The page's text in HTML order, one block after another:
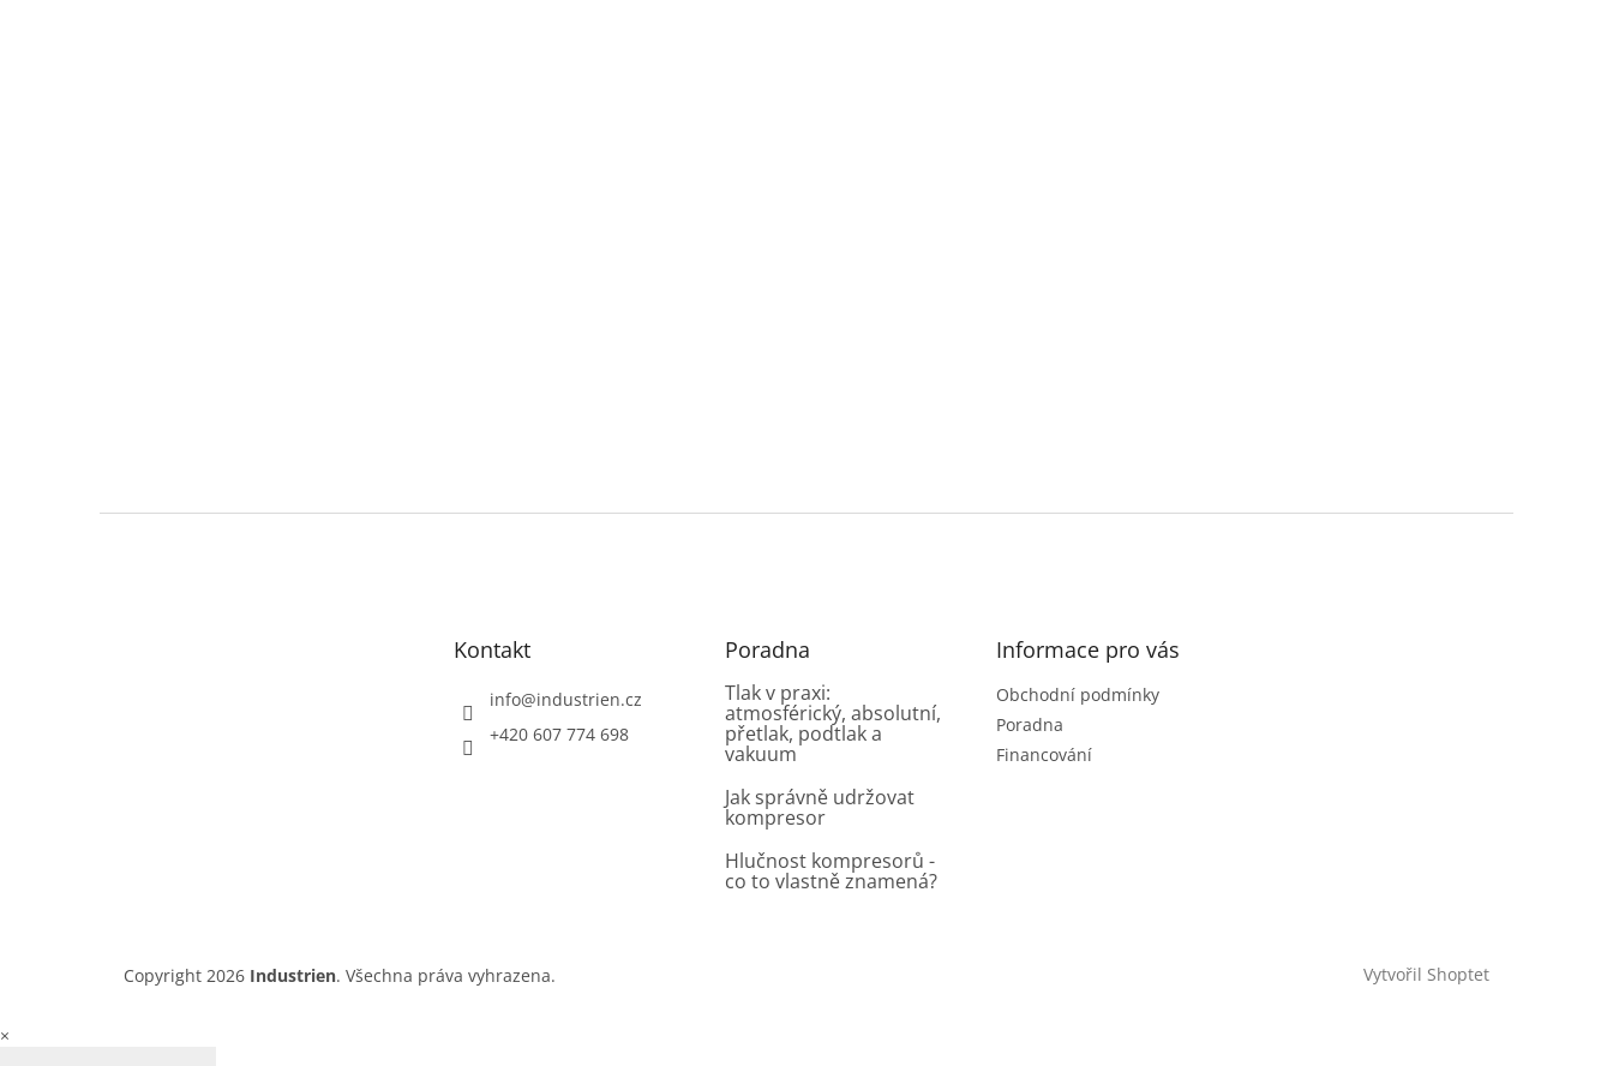
Kontakt
info@industrien.cz
+420 607 774 698
Poradna
Tlak v praxi:
atmosférický, absolutní,
přetlak, podtlak a
vakuum
Jak správně udržovat
kompresor
Hlučnost kompresorů -
co to vlastně znamená?
Informace pro vás
Obchodní podmínky
Poradna
Financování
Vytvořil Shoptet
Copyright 2026 Industrien. Všechna práva vyhrazena.
×